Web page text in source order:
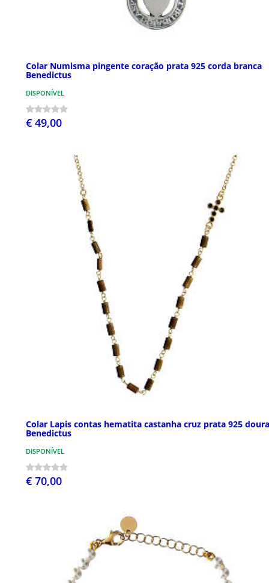
Colar Numisma pingente coração prata 925 corda branca
Benedictus
DISPONÍVEL
€ 49,00
Colar Lapis contas hematita castanha cruz prata 925
Benedictus
DISPONÍVEL
€ 70,00